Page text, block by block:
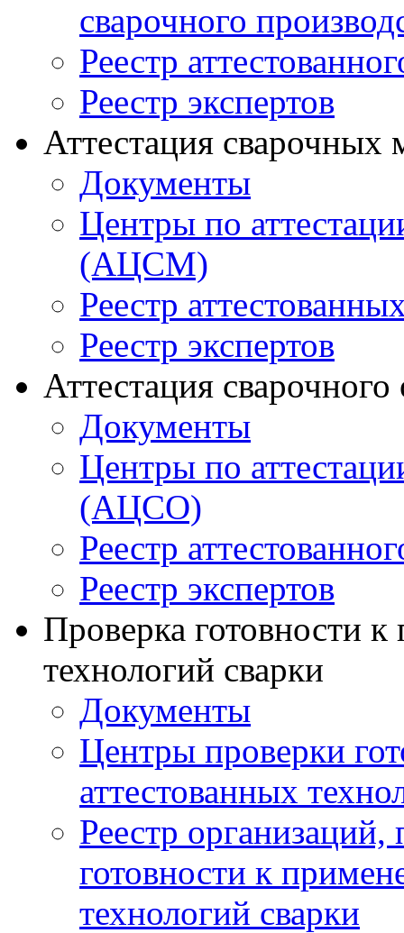
сварочного
Реестр
Реестр экспертов
Аттестация сварочных
Документы
Центры по
(АЦСМ)
Реестр
Реестр экспертов
Аттестация
Документы
Центры по
(АЦСО)
Реестр
Реестр экспертов
Проверка готовности
технологий сварки
Документы
Центры проверки
аттестованных
Реестр
готовности к
технологий сварки